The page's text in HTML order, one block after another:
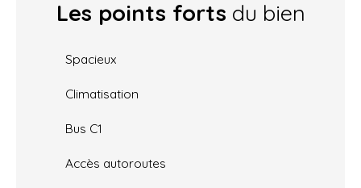
Les points forts du bien
Spacieux
Climatisation
Bus C1
Accès autoroutes